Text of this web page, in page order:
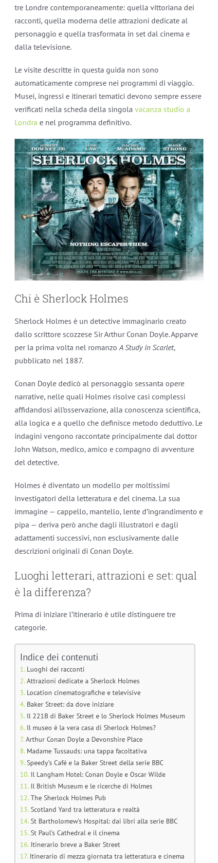
tre Londre contemporaneamente: quella vittoriana dei
racconti, quella moderna delle attrazioni dedicate al
personaggio e quella trasformata in set dal cinema e
dalla televisione.
Le visite descritte in questa guida non sono
automaticamente comprese nei programmi di viaggio.
Musei, ingressi e itinerari tematici devono sempre essere
verificati nella scheda della singola vacanza studio a
Londra e nel programma definitivo.
Chi è Sherlock Holmes
Sherlock Holmes è un detective immaginario creato
dallo scrittore scozzese Sir Arthur Conan Doyle. Apparve
per la prima volta nel romanzo A Study in Scarlet,
pubblicato nel 1887.
Conan Doyle dedicò al personaggio sessanta opere
narrative, nelle quali Holmes risolve casi complessi
affidandosi all’osservazione, alla conoscenza scientifica,
alla logica e a quello che definisce metodo deduttivo. Le
indagini vengono raccontate principalmente dal dottor
John Watson, medico, amico e compagno di avventure
del detective.
Holmes è diventato un modello per moltissimi
investigatori della letteratura e del cinema. La sua
immagine — cappello, mantello, lente d’ingrandimento e
pipa — deriva però anche dagli illustratori e dagli
adattamenti successivi, non esclusivamente dalle
descrizioni originali di Conan Doyle.
Luoghi letterari, attrazioni e set: qual
è la differenza?
Prima di iniziare l’itinerario è utile distinguere tre
categorie.
Indice dei contenuti
Luoghi dei racconti
Attrazioni dedicate a Sherlock Holmes
Location cinematografiche e televisive
Baker Street: da dove iniziare
Il 221B di Baker Street e lo Sherlock Holmes Museum
Il museo è la vera casa di Sherlock Holmes?
Arthur Conan Doyle a Devonshire Place
Madame Tussauds: una tappa facoltativa
Speedy’s Café e la Baker Street della serie BBC
Il Langham Hotel: Conan Doyle e Oscar Wilde
Il British Museum e le ricerche di Holmes
The Sherlock Holmes Pub
Scotland Yard tra letteratura e realtà
St Bartholomew’s Hospital: dai libri alla serie BBC
St Paul’s Cathedral e il cinema
Itinerario breve a Baker Street
Itinerario di mezza giornata tra letteratura e cinema